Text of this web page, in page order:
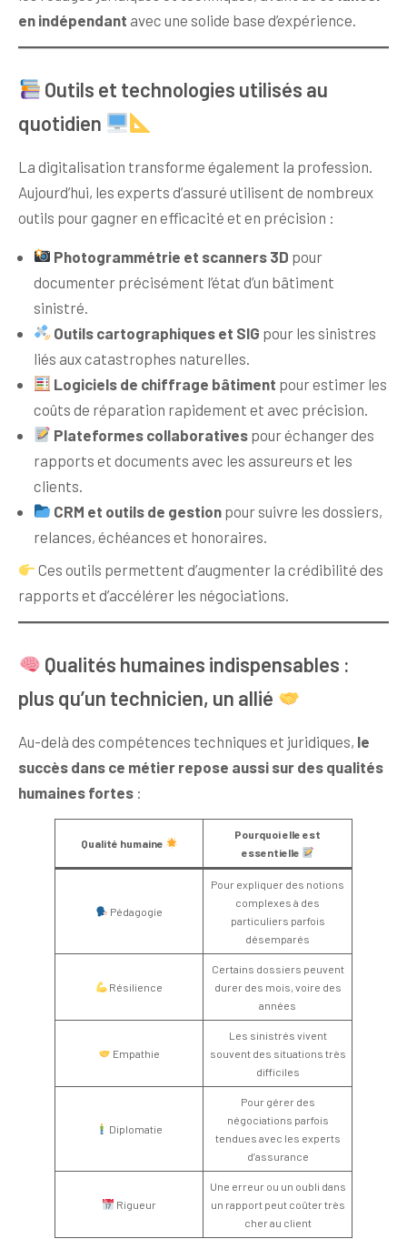
en indépendant avec une solide base d’expérience.
Outils et technologies utilisés au
quotidien
La digitalisation transforme également la profession.
Aujourd’hui, les experts d’assuré utilisent de nombreux
outils pour gagner en efficacité et en précision :
Photogrammétrie et scanners 3D pour
documenter précisément l’état d’un bâtiment
sinistré.
Outils cartographiques et SIG pour les sinistres
liés aux catastrophes naturelles.
Logiciels de chiffrage bâtiment pour estimer les
coûts de réparation rapidement et avec précision.
Plateformes collaboratives pour échanger des
rapports et documents avec les assureurs et les
clients.
CRM et outils de gestion pour suivre les dossiers,
relances, échéances et honoraires.
Ces outils permettent d’augmenter la crédibilité des
rapports et d’accélérer les négociations.
Qualités humaines indispensables :
plus qu’un technicien, un allié
Au-delà des compétences techniques et juridiques, le
succès dans ce métier repose aussi sur des qualités
humaines fortes :
Qualité humaine
Pourquoi elle est
essentielle
Pédagogie
Pour expliquer des notions
complexes à des
particuliers parfois
désemparés
Résilience
Certains dossiers peuvent
durer des mois, voire des
années
Empathie
Les sinistrés vivent
souvent des situations très
difficiles
Diplomatie
Pour gérer des
négociations parfois
tendues avec les experts
d’assurance
Rigueur
Une erreur ou un oubli dans
un rapport peut coûter très
cher au client